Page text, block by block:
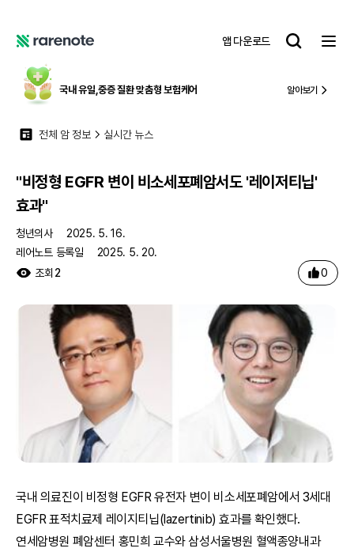
어
노
트
앱 다운로드
레
노
트
국내 유일,중증 질환 맞춤형 보험케어 알아보기
전체 암 정보 실시간 뉴스
"비정형 EGFR 변이 비소세포폐암서도 '레이저티닙'
효과"
청년의사
2025. 5. 16.
레어노트 등록일
2025. 5. 20.
조회 2 0
국내 의료진이 비정형 EGFR 유전자 변이 비소세포폐암에서 3세대
EGFR 표적치료제 레이지티닙(lazertinib) 효과를 확인했다.
연세암병원 폐암센터 홍민희 교수와 삼성서울병원 혈액종양내과